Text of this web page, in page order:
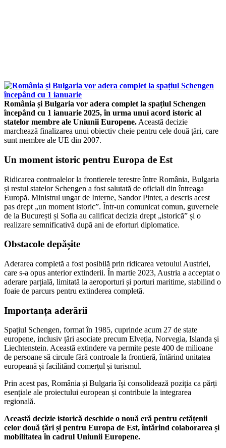
România și Bulgaria vor adera complet la spațiul Schengen
începând cu 1 ianuarie 2025, în urma unui acord istoric al
statelor membre ale Uniunii Europene. Această decizie
marchează finalizarea unui obiectiv cheie pentru cele două țări, care
sunt membre ale UE din 2007.
Un moment istoric pentru Europa de Est
Ridicarea controalelor la frontierele terestre între România, Bulgaria
și restul statelor Schengen a fost salutată de oficiali din întreaga
Europă. Ministrul ungar de Interne, Sandor Pinter, a descris acest
pas drept „un moment istoric”. Într-un comunicat comun, guvernele
de la București și Sofia au calificat decizia drept „istorică” și o
realizare semnificativă după ani de eforturi diplomatice.
Obstacole depășite
Aderarea completă a fost posibilă prin ridicarea vetoului Austriei,
care s-a opus anterior extinderii. În martie 2023, Austria a acceptat o
aderare parțială, limitată la aeroporturi și porturi maritime, stabilind o
foaie de parcurs pentru extinderea completă.
Importanța aderării
Spațiul Schengen, format în 1985, cuprinde acum 27 de state
europene, inclusiv țări asociate precum Elveția, Norvegia, Islanda și
Liechtenstein. Această extindere va permite peste 400 de milioane
de persoane să circule fără controale la frontieră, întărind unitatea
europeană și facilitând comerțul și turismul.
Prin acest pas, România și Bulgaria își consolidează poziția ca părți
esențiale ale proiectului european și contribuie la integrarea
regională.
Această decizie istorică deschide o nouă eră pentru cetățenii
celor două țări și pentru Europa de Est, întărind colaborarea și
mobilitatea în cadrul Uniunii Europene.